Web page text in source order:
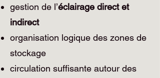
gestion de l’éclairage direct et
indirect
organisation logique des zones de
stockage
circulation suffisante autour des